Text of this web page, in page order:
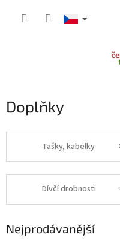
Doplňky
Tašky, kabelky
Dívčí drobnosti
Nejprodávanější